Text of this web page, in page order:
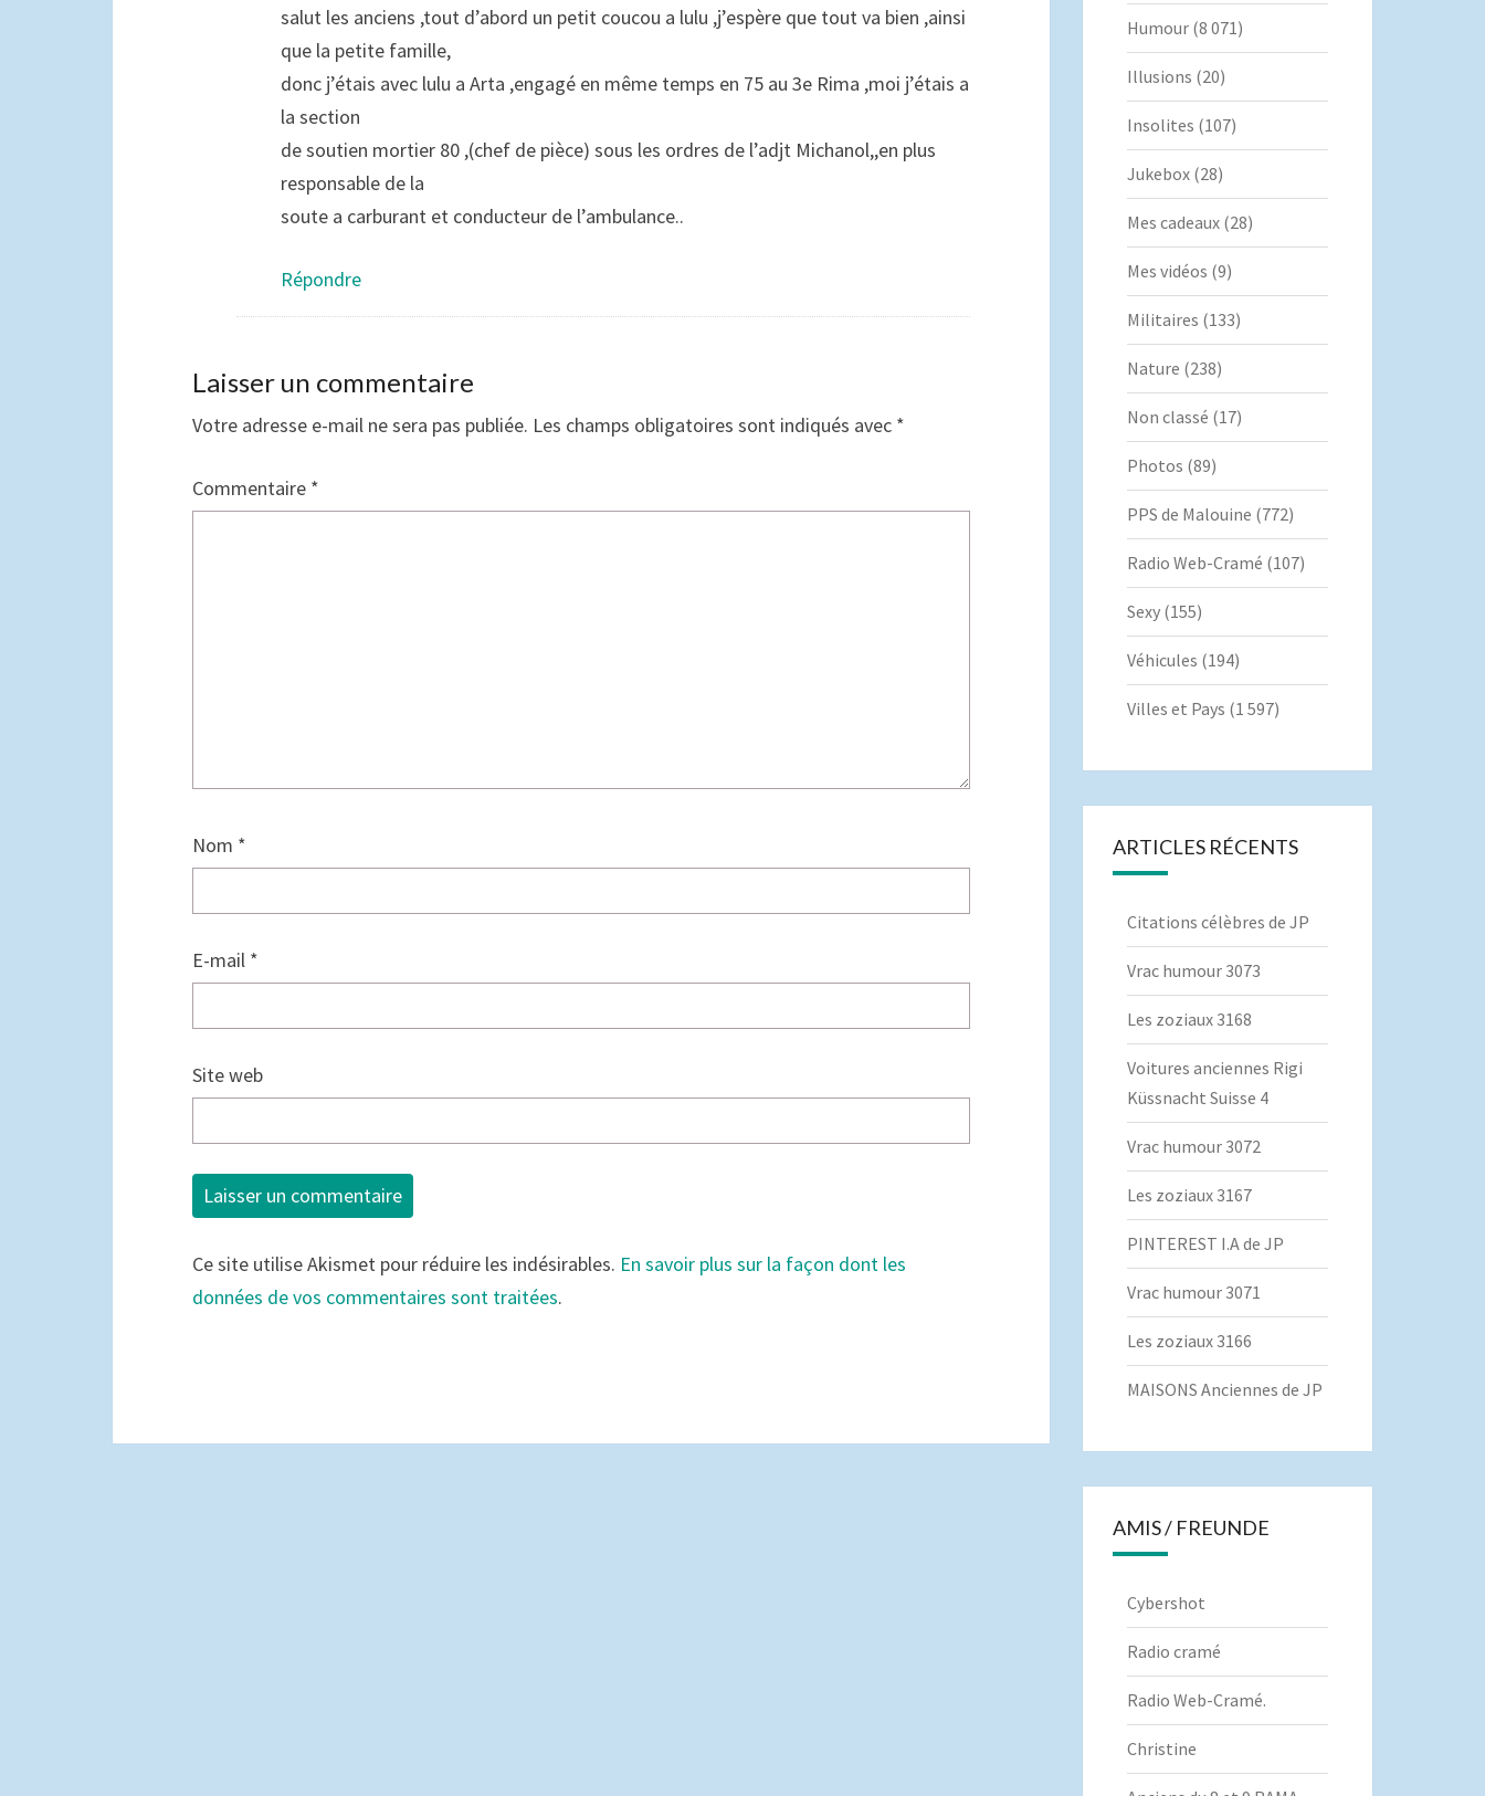
salut les anciens ,tout d’abord un petit coucou a lulu ,j’espère que tout va bien ,ainsi
que la petite famille,
donc j’étais avec lulu a Arta ,engagé en même temps en 75 au 3e Rima ,moi j’étais a
la section
de soutien mortier 80 ,(chef de pièce) sous les ordres de l’adjt Michanol,,en plus
responsable de la
soute a carburant et conducteur de l’ambulance..
Répondre
Laisser un commentaire
Votre adresse e-mail ne sera pas publiée. Les champs obligatoires sont indiqués avec *
Commentaire *
Nom *
E-mail *
Site web
Ce site utilise Akismet pour réduire les indésirables. En savoir plus sur la façon dont les
données de vos commentaires sont traitées.
Humour(8 071)
Illusions (20)
Insolites (107)
Jukebox(28)
Mes cadeaux(28)
Mes vidéos (9)
Militaires (133)
Nature (238)
Non classé (17)
Photos (89)
PPS de Malouine (772)
Radio Web-Cramé (107)
Sexy(155)
Véhicules (194)
Villes et Pays (1 597)
ARTICLES RÉCENTS
Citations célèbres de JP
Vrac humour 3073
Les zoziaux 3168
Voitures anciennes Rigi
Küssnacht Suisse 4
Vrac humour 3072
Les zoziaux 3167
PINTEREST I.A de JP
Vrac humour 3071
Les zoziaux 3166
MAISONS Anciennes de JP
AMIS / FREUNDE
Cybershot
Radio cramé
Radio Web-Cramé.
Christine